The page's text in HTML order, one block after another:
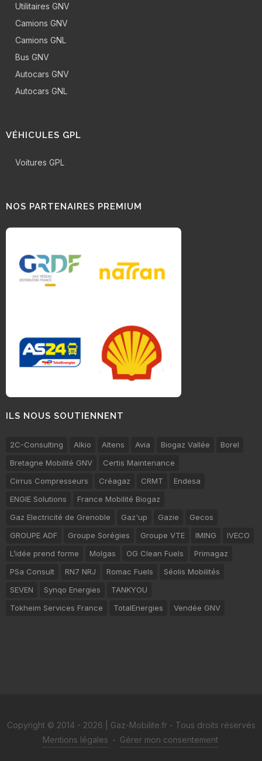
Utilitaires GNV
Camions GNV
Camions GNL
Bus GNV
Autocars GNV
Autocars GNL
VÉHICULES GPL
Voitures GPL
NOS PARTENAIRES PREMIUM
ILS NOUS SOUTIENNENT
2C-Consulting Alkio Altens Avia Biogaz Vallée
Borel
Bretagne Mobilité GNV
Certis Maintenance
Cirrus Compresseurs
Créagaz CRMT
Endesa
ENGIE Solutions
France Mobilité Biogaz
Gaz Electricité de Grenoble
Gaz'up Gazie
Gecos
GROUPE ADF
Groupe Sorégies Groupe VTE IMING
IVECO
L’idée prend forme
Molgas OG Clean Fuels
Primagaz
PSa Consult
RN7 NRJ Romac Fuels
Séolis Mobilités
SEVEN
Synqo Energies
TANKYOU
Tokheim Services France
TotalEnergies Vendée GNV
Copyright © 2014 - 2026 | Gaz-Mobilite.fr - Tous droits réservés
Mentions légales - Gérer mon consentement